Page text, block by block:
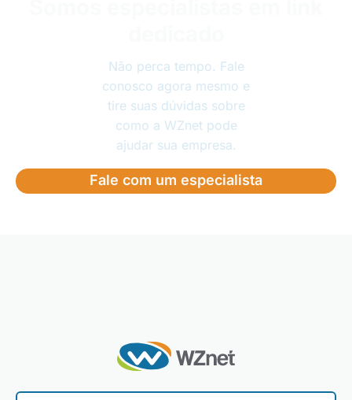
Não perca tempo. Fale
conosco agora mesmo e
tire suas dúvidas sobre
como a WZnet pode
ajudar sua empresa.
Fale com um especialista